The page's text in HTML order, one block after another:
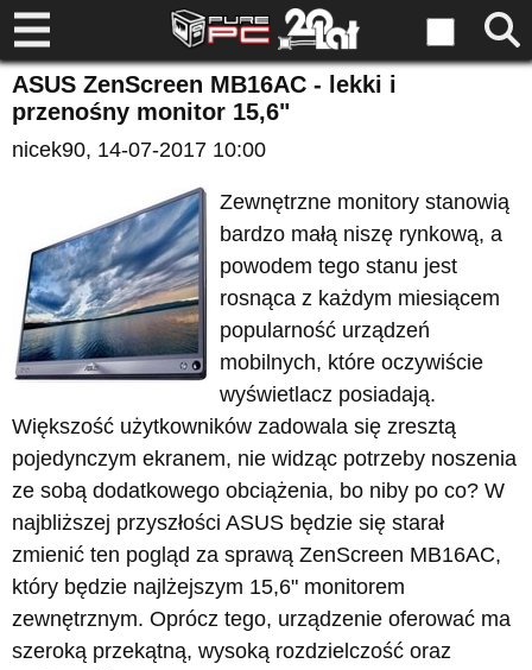
ASUS ZenScreen MB16AC - lekki i
przenośny monitor 15,6"
nicek90, 14-07-2017 10:00
Zewnętrzne monitory stanowią
bardzo małą niszę rynkową, a
powodem tego stanu jest
rosnąca z każdym miesiącem
popularność urządzeń
mobilnych, które oczywiście
wyświetlacz posiadają.
Większość użytkowników zadowala się zresztą
pojedynczym ekranem, nie widząc potrzeby noszenia
ze sobą dodatkowego obciążenia, bo niby po co? W
najbliższej przyszłości ASUS będzie się starał
zmienić ten pogląd za sprawą ZenScreen MB16AC,
który będzie najlżejszym 15,6" monitorem
zewnętrznym. Oprócz tego, urządzenie oferować ma
szeroką przekątną, wysoką rozdzielczość oraz